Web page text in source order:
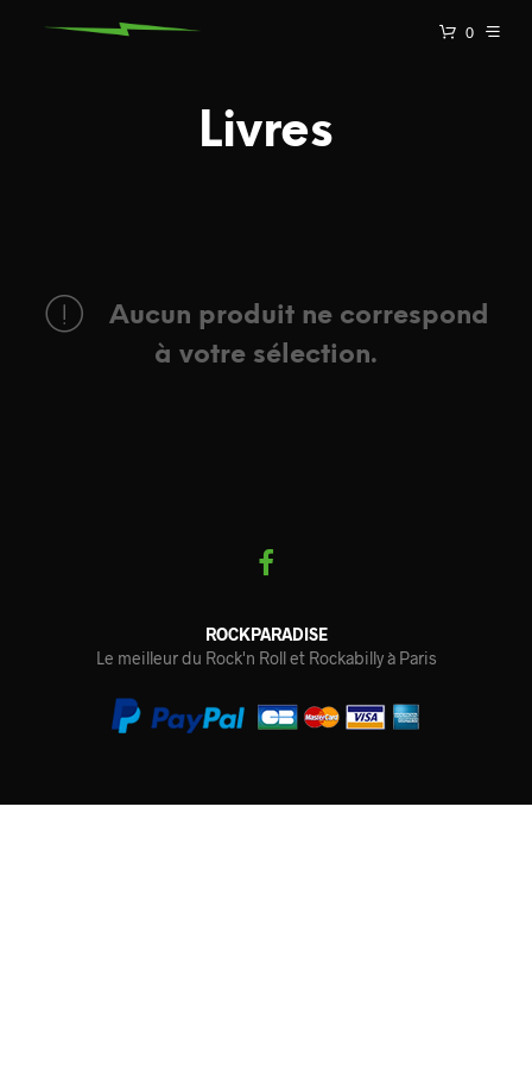
0
Livres
Aucun produit ne correspond
à votre sélection.
ROCKPARADISE
Le meilleur du Rock'n Roll et Rockabilly à Paris